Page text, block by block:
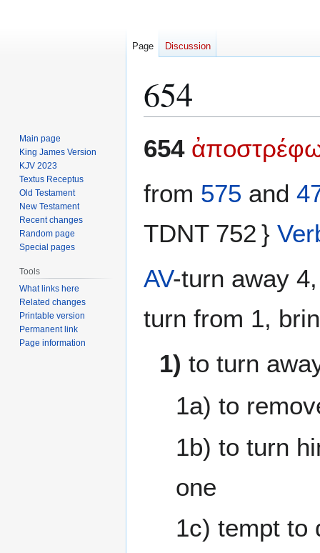
654
to
to
654
from 575 and
TDNT 752 }
AV-turn away
turn from 1,
1) to turn
1a) to
1b) to turn
one
1c) tempt to
Page Discussion
Main page
King James Version
KJV 2023
Textus Receptus
Old Testament
New Testament
Recent changes
Random page
Special pages
Tools
What links here
Related changes
Printable version
Permanent link
Page information